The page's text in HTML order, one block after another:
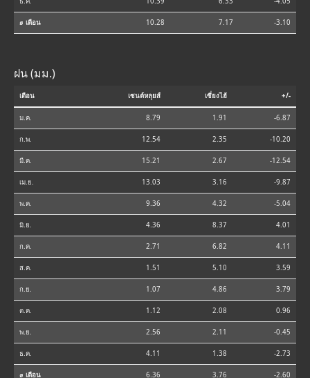
⌀ เดือน 10.28 7.17 -3.10
ฝน (มม.)
เดือน เซนต์หลุยส์ เซี่ยงไฮ้ +/-
ม.ค. 8.79 1.91 -6.87
ก.พ. 12.54 2.35 -10.20
มี.ค. 15.21 2.67 -12.54
เม.ย. 13.03 3.16 -9.87
พ.ค. 9.36 4.32 -5.04
มิ.ย. 4.36 8.37 4.01
ก.ค. 2.71 6.82 4.11
ส.ค. 1.51 5.10 3.59
ก.ย. 1.07 4.86 3.79
ต.ค. 1.12 2.08 0.96
พ.ย. 2.56 2.11 -0.45
ธ.ค. 4.11 1.38 -2.73
⌀ เดือน 6.36 3.76 -2.60